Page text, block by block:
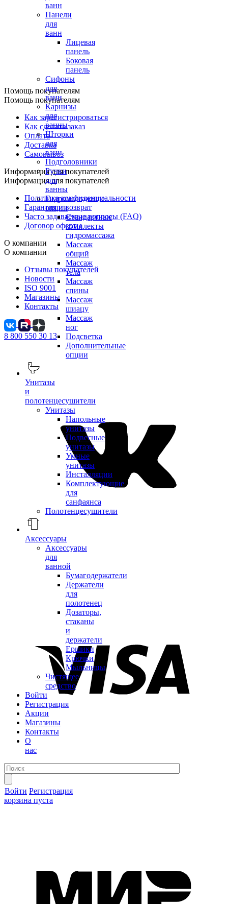
ванн
Панели
для
ванн
Лицевая
панель
Боковая
панель
Сифоны
для
ванн
Карнизы
для
ванны
Шторки
для
ванн
Подголовники
Ручки
для
ванны
Гидромассажные
опции
Стандартные
комплекты
гидромассажа
Массаж
общий
Массаж
тела
Массаж
спины
Массаж
шиацу
Массаж
ног
Подсветка
Дополнительные
опции
Унитазы
и
полотенцесушители
Унитазы
Напольные
унитазы
Подвесные
унитазы
Умные
унитазы
Инсталляции
Комплектующие
для
санфаянса
Полотенцесушители
Аксессуары
Аксессуары
для
ванной
Бумагодержатели
Держатели
для
полотенец
Дозаторы,
стаканы
и
держатели
Ершики
Крючки
Мыльницы
Чистящее
средство
Войти
Регистрация
Акции
Магазины
Контакты
О
нас
Войти Регистрация
корзина пуста
Помощь покупателям
Помощь покупателям
Как зарегистрироваться
Как сделать заказ
Оплата
Доставка
Самовывоз
Информация для покупателей
Информация для покупателей
Политика конфиденциальности
Гарантия и возврат
Часто задаваемые вопросы (FAQ)
Договор оферты
О компании
О компании
Отзывы покупателей
Новости
ISO 9001
Магазины
Контакты
8 800 550 30 13